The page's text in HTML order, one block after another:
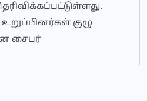
குழு
சைபர்